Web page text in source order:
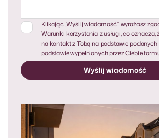
Klikając „Wyślij wiadomość” wyrażasz
Warunki korzystania z usługi, co oznacza,
na kontakt z Tobą na podstawie
podstawie wypełnionych przez Ciebie